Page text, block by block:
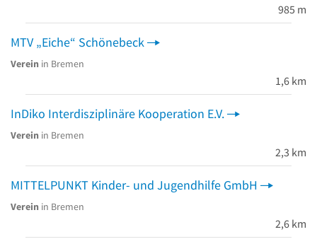
985 m
MTV „Eiche“ Schönebeck
Verein in Bremen
1,6 km
InDiko Interdisziplinäre Kooperation E.V.
Verein in Bremen
2,3 km
MITTELPUNKT Kinder- und Jugendhilfe GmbH
Verein in Bremen
2,6 km